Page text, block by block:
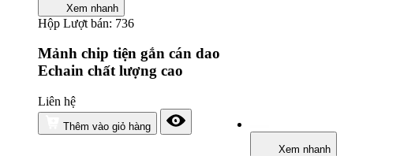
Xem nhanh
Hộp Lượt bán: 736
Mảnh chip tiện gắn cán dao
Echain chất lượng cao
Liên hệ
Thêm vào giỏ hàng
Xem nhanh